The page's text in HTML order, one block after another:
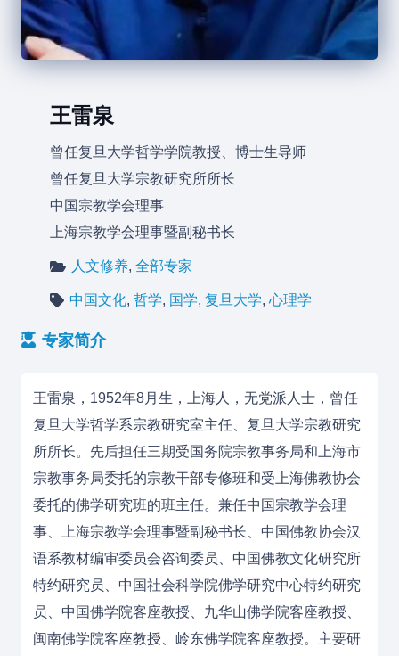
王雷泉
曾任复旦大学哲学学院教授、博士生导师
曾任复旦大学宗教研究所所长
中国宗教学会理事
上海宗教学会理事暨副秘书长
人文修养,全部专家
中国文化,哲学, 国学,复旦大学,心理学
专家简介
王雷泉，1952年8月生，上海人， 无党派人士，曾任
复旦大学哲学系宗教研究室主任、复旦大学宗教研究
所所长。先后担任三期受国务院宗教事务局和上海市
宗教事务局委托的宗教干部专修班和受上海佛教协会
委托的佛学研究班的班主任。兼任中国宗教学会理
事、上海宗教学会理事暨副秘书长、中国佛教协会汉
语系教材编审委员会咨询委员、中国佛教文化研究所
特约研究员、中国社会科学院佛学研究中心特约研究
员、中国佛学院客座教授、九华山佛学院客座教授、
闽南佛学院客座教授、岭东佛学院客座教授。主要研